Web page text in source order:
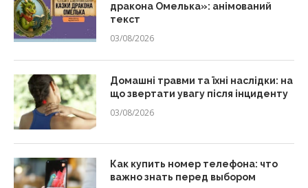
дракона Омелька»: анімований
текст
03/08/2026
Домашні травми та їхні наслідки: на
що звертати увагу після інциденту
03/08/2026
Как купить номер телефона: что
важно знать перед выбором